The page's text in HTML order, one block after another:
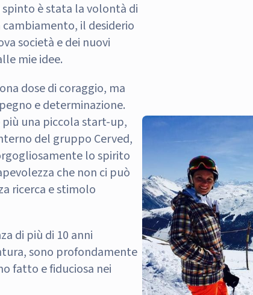
è stata la volontà di
il desiderio
società e dei nuovi
mie idee.
dose di coraggio, ma
e determinazione.
una piccola start-up,
del gruppo Cerved,
lo spirito
che non ci può
ricerca e stimolo
di più di 10 anni
sono profondamente
fatto e fiduciosa nei